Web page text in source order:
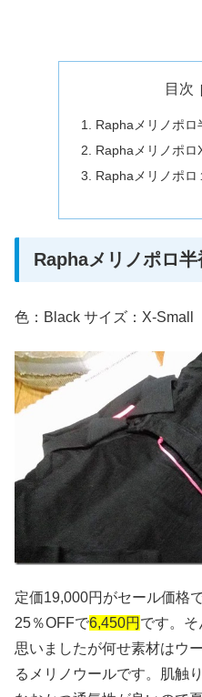
目次
Raphaメリノポロ
Raphaメリノポロ
Raphaメリノポロ
Raphaメリノポロ
色：Black サイズ：X-Small
定価19,000円がセール価格
25％OFFで6,450円 です。
思いましたが何せ素材はウ
るメリノウールです。肌触